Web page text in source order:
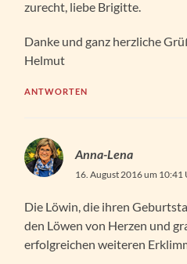
zurecht, liebe Brigitte.
Danke und ganz herzliche
Helmut
ANTWORTEN
Anna-Lena
16. August 2016 um 10:41
Die Löwin, die ihren
den Löwen von Herzen und
erfolgreichen weiteren